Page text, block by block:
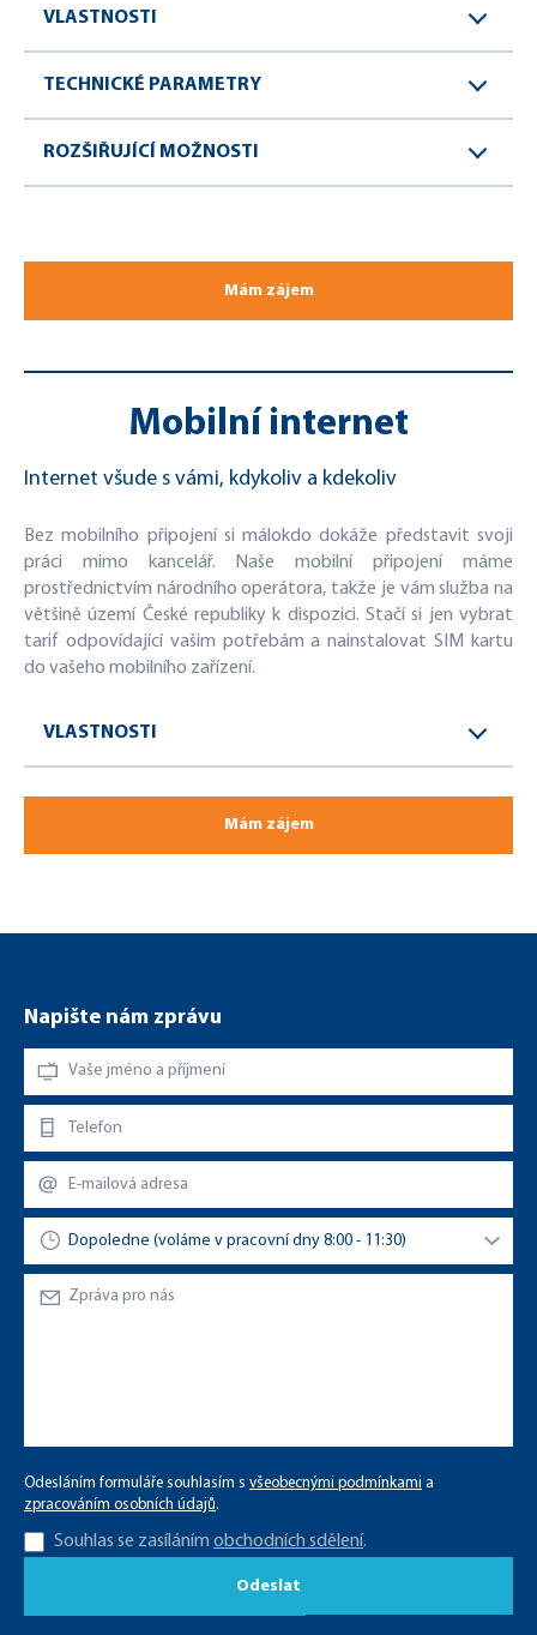
VLASTNOSTI
TECHNICKÉ PARAMETRY
ROZŠIŘUJÍCÍ MOŽNOSTI
Mám zájem
Mobilní internet
Internet všude s vámi, kdykoliv a kdekoliv
Bez mobilního připojení si málokdo dokáže představit svoji
práci mimo kancelář. Naše mobilní připojení máme
prostřednictvím národního operátora, takže je vám služba na
většině území České republiky k dispozici. Stačí si jen vybrat
tarif odpovídající vašim potřebám a nainstalovat SIM kartu
do vašeho mobilního zařízení.
VLASTNOSTI
Mám zájem
Napište nám zprávu
Odesláním formuláře souhlasím s všeobecnými podmínkami a
zpracováním osobních údajů.
Souhlas se zasíláním obchodních sdělení.
Odeslat